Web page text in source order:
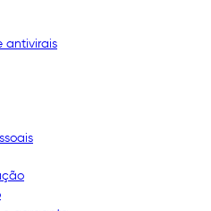
antivirais